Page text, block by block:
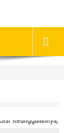
Diduga